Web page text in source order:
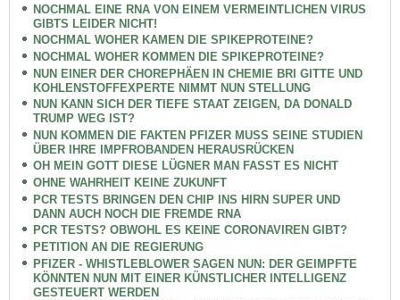
NOCHMAL EINE RNA VON EINEM VERMEINTLICHEN VIRUS
GIBTS LEIDER NICHT!
NOCHMAL WOHER KAMEN DIE SPIKEPROTEINE?
NOCHMAL WOHER KOMMEN DIE SPIKEPROTEINE?
NUN EINER DER CHOREPHÄEN IN CHEMIE BRI GITTE UND
KOHLENSTOFFEXPERTE NIMMT NUN STELLUNG
NUN KANN SICH DER TIEFE STAAT ZEIGEN, DA DONALD
TRUMP WEG IST?
NUN KOMMEN DIE FAKTEN PFIZER MUSS SEINE STUDIEN
ÜBER IHRE IMPFROBANDEN HERAUSRÜCKEN
OH MEIN GOTT DIESE LÜGNER MAN FASST ES NICHT
OHNE WAHRHEIT KEINE ZUKUNFT
PCR TESTS BRINGEN DEN CHIP INS HIRN SUPER UND
DANN AUCH NOCH DIE FREMDE RNA
PCR TESTS? OBWOHL ES KEINE CORONAVIREN GIBT?
PETITION AN DIE REGIERUNG
PFIZER - WHISTLEBLOWER SAGEN NUN: DER GEIMPFTE
KÖNNTEN NUN MIT EINER KÜNSTLICHER INTELLIGENZ
GESTEUERT WERDEN